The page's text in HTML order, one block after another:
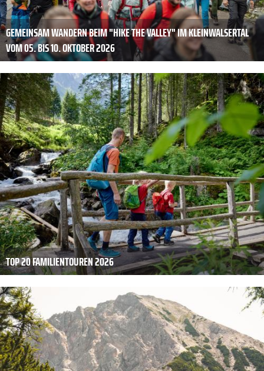
GEMEINSAM WANDERN BEIM "HIKE THE VALLEY" IM KLEINWALSERTAL
VOM 05. BIS 10. OKTOBER 2026
TOP 20 FAMILIENTOUREN 2026